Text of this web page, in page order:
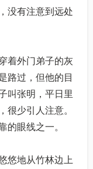
没有注意到远处
着外门弟子的灰
路过，但他的目
叫张明，平日里
少引人注意。
眼线之一。
悠地从竹林边上